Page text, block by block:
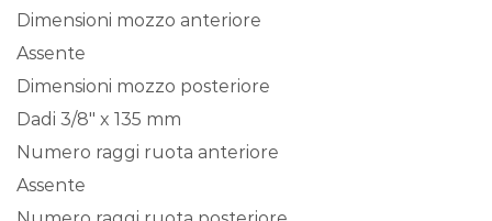
Dimensioni mozzo anteriore
Assente
Dimensioni mozzo posteriore
Dadi 3/8″ x 135 mm
Numero raggi ruota anteriore
Assente